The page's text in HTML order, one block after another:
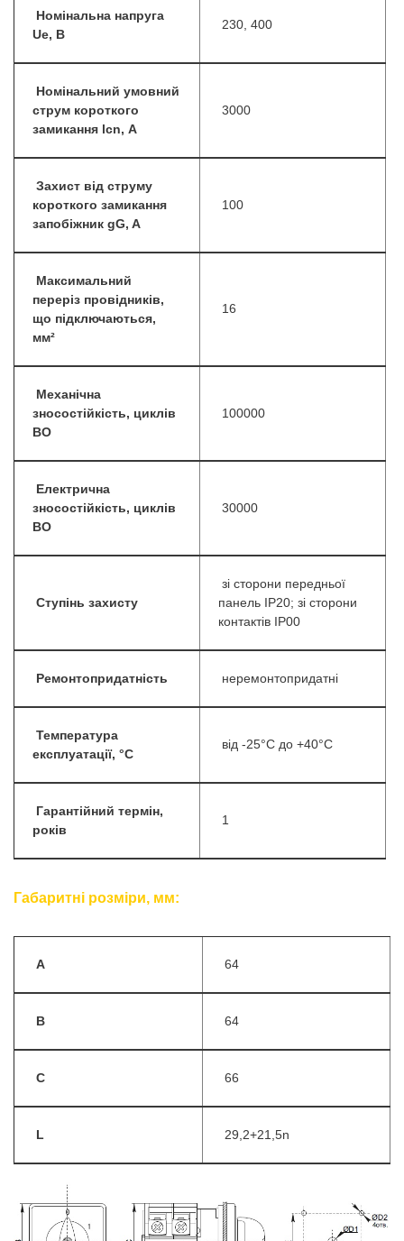
Номінальна напруга
Ue, B
230, 400
Номінальний умовний
струм короткого
замикання lcn, А
3000
Захист від струму
короткого замикання
запобіжник gG, A
100
Максимальний
переріз провідників,
що підключаються,
мм²
16
Механічна
зносостійкість, циклів
ВО
100000
Електрична
зносостійкість, циклів
ВО
30000
Ступінь захисту
зі сторони передньої
панель IP20; зі сторони
контактів IP00
Ремонтопридатність неремонтопридатні
Температура
експлуатації, °С
від -25°C до +40°C
Гарантійний термін,
років
1
Габаритні розміри, мм:
A 64
B 64
C 66
L 29,2+21,5n